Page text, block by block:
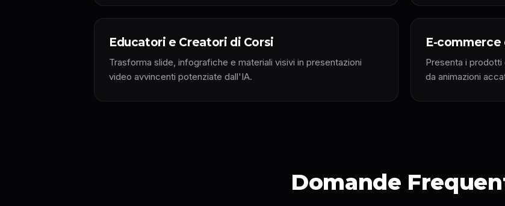
Educatori e Creatori di Corsi
Trasforma slide, infografiche e materiali visivi in presentazioni
video avvincenti potenziate dall'IA.
E-commerce
Presenta i
da animazioni
Domande